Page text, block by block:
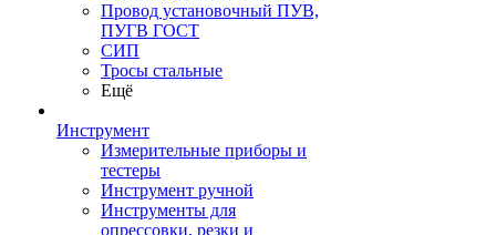
Провод установочный ПУВ,
ПУГВ ГОСТ
СИП
Тросы стальные
Ещё
Инструмент
Измерительные приборы и
тестеры
Инструмент ручной
Инструменты для
опрессовки, резки и